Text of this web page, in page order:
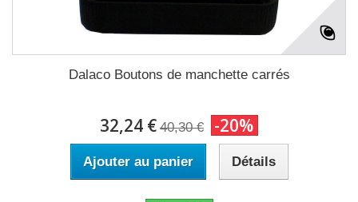
Dalaco Boutons de manchette carrés
32,24 € 40,30 € -20%
Ajouter au panier Détails